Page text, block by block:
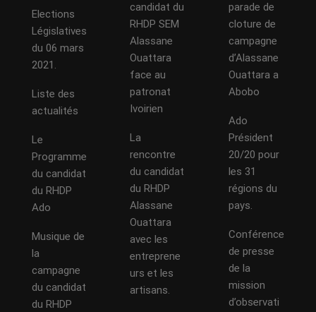
Elections
Législatives
du 06 mars
2021.
Liste des
actualités
Le
Programme
du candidat
du RHDP
Ado
Musique de
la
campagne
du candidat
du RHDP
candidat du
RHDP SEM
Alassane
Ouattara
face au
patronat
Ivoirien
La
rencontre
du candidat
du RHDP
Alassane
Ouattara
avec les
entreprene
urs et les
artisans.
parade de
cloture de
campagne
d’Alassane
Ouattara a
Abobo
Ado
Président
20/20 pour
les 31
régions du
pays.
Conférence
de presse
de la
mission
d’observati